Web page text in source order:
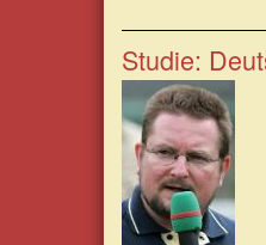
Die
immer,
wenn
wir
es
zulassen
Studie: